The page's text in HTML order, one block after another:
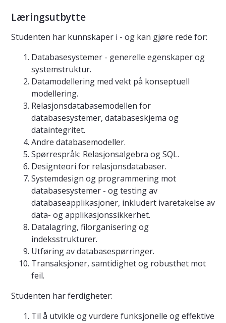
Læringsutbytte
Studenten har kunnskaper i - og kan gjøre rede for:
Databasesystemer - generelle egenskaper og
systemstruktur.
Datamodellering med vekt på konseptuell
modellering.
Relasjonsdatabasemodellen for
databasesystemer, databaseskjema og
dataintegritet.
Andre databasemodeller.
Spørrespråk: Relasjonsalgebra og SQL.
Designteori for relasjonsdatabaser.
Systemdesign og programmering mot
databasesystemer - og testing av
databaseapplikasjoner, inkludert ivaretakelse av
data- og applikasjonssikkerhet.
Datalagring, filorganisering og
indeksstrukturer.
Utføring av databasespørringer.
Transaksjoner, samtidighet og robusthet mot
feil.
Studenten har ferdigheter:
Til å utvikle og vurdere funksjonelle og effektive